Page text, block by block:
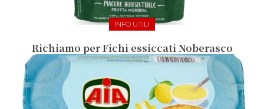
INFO UTILI
Richiamo per Fichi essiccati Noberasco